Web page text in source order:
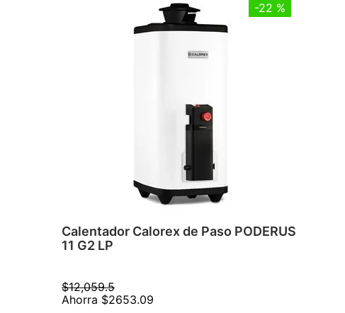
-22 %
Calentador Calorex de Paso PODERUS
11 G2 LP
$12,059.5
Ahorra $2653.09